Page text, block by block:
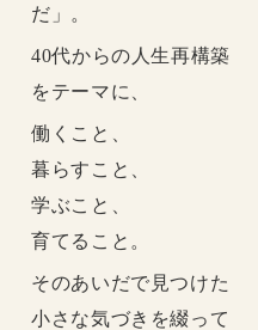
だ」。
40代からの人生再構築
をテーマに、
働くこと、
暮らすこと、
学ぶこと、
育てること。
そのあいだで見つけた
小さな気づきを綴って